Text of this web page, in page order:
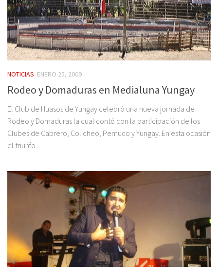
NOTICIAS ENERO 25, 2009
Rodeo y Domaduras en Medialuna Yungay
El Club de Huasos de Yungay celebró una nueva jornada de
Rodeo y Domaduras la cual contó con la participación de los
Clubes de Cabrero, Colicheo, Pemuco y Yungay. En esta ocasión
el triunfo...